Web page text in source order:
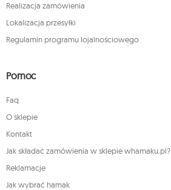
Realizacja zamówienia
Lokalizacja przesyłki
Regulamin programu lojalnościowego
Pomoc
Faq
O sklepie
Kontakt
Jak składać zamówienia w sklepie whamaku.pl?
Reklamacje
Jak wybrać hamak